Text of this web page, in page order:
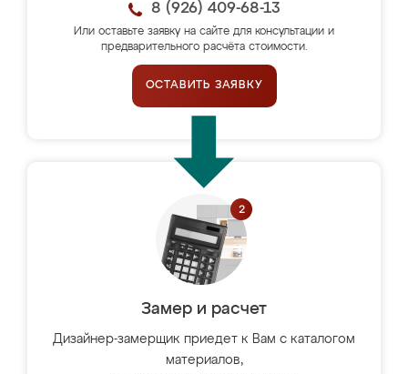
8 (926) 409-68-13
Или оставьте заявку на сайте для консультации и
предварительного расчёта стоимости.
ОСТАВИТЬ ЗАЯВКУ
Замер и расчет
Дизайнер-замерщик приедет к Вам с каталогом
материалов,